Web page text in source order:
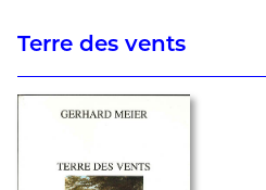
Terre des vents